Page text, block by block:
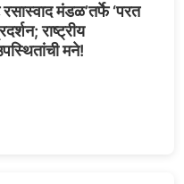
मंडळ’तर्फे ‘परत
राष्ट्रीय
मने!